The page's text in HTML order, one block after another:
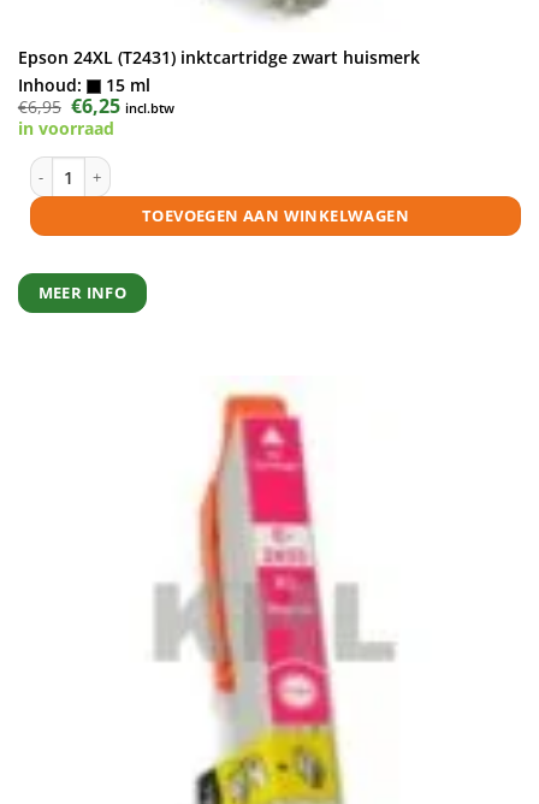
Epson 24XL (T2431) inktcartridge zwart huismerk
Inhoud:
15 ml
€6,95 Oorspronkelijke
prijs
was:
€6,25Huidige
prijs
incl.btw
in voorraad
Epson 24XL (T2431) inktcartridge zwart huismerk aantal
TOEVOEGEN AAN WINKELWAGEN
MEER INFO